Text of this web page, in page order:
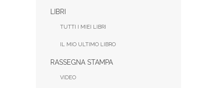
LIBRI
TUTTI I MIEI LIBRI
IL MIO ULTIMO LIBRO
RASSEGNA STAMPA
VIDEO